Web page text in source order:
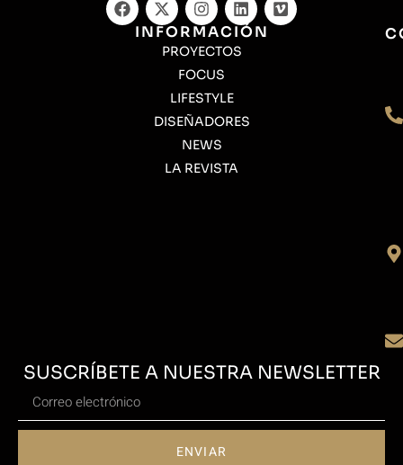
INFORMACIÓN
PROYECTOS
FOCUS
LIFESTYLE
DISEÑADORES
NEWS
LA REVISTA
SUSCRÍBETE A NUESTRA NEWSLETTER
ENVIAR